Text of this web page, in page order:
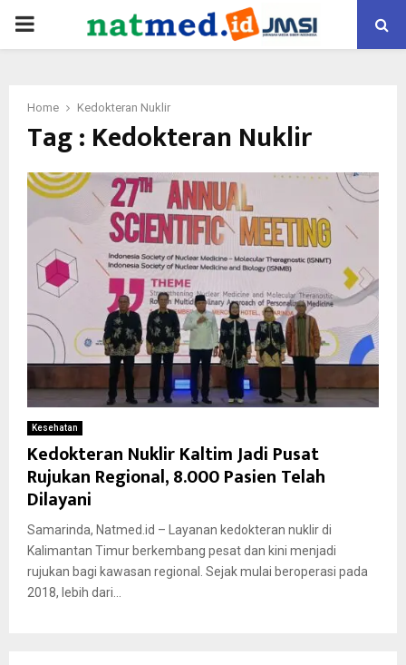
PRIMARY
Home Kedokteran Nuklir
Tag : Kedokteran Nuklir
Kesehatan
Kedokteran Nuklir Kaltim Jadi Pusat
Rujukan Regional, 8.000 Pasien Telah
Dilayani
Samarinda, Natmed.id – Layanan kedokteran nuklir di
Kalimantan Timur berkembang pesat dan kini menjadi
rujukan bagi kawasan regional. Sejak mulai beroperasi pada
2018, lebih dari...